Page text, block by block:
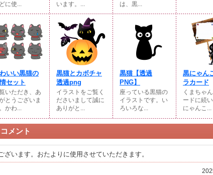
に使...
います。...
は、黒...
いい黒猫の
セット
いただき、あ
とうございま
かわ...
黒猫とカボチャ
透過png
イラストをご覧く
ださいまして誠に
ありがと...
黒猫【透過
PNG】
座っている黒猫の
イラストです。い
ろいろな...
黒にゃん
ラカード
くまちゃ
ードに続
にゃんこ...
メント
ざいます。おたよりに使用させていただきます。